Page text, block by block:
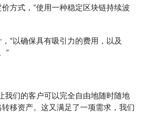
方式，“使用一种稳定区块链持续波
“以确保具有吸引力的费用，以及
”
我们的客户可以完全自由地随时随地
移资产。这又满足了一项需求，我们